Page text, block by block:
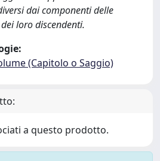
dai componenti delle
loro discendenti.
(Capitolo o Saggio)
a questo prodotto.